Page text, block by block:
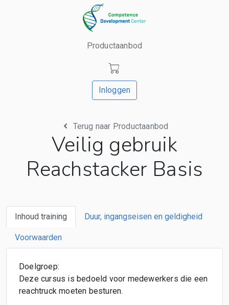
Productaanbod
Inloggen
Terug naar Productaanbod
Veilig gebruik
Reachstacker Basis
Inhoud training Duur, ingangseisen en geldigheid
Voorwaarden
Doelgroep:
Deze cursus is bedoeld voor medewerkers die een
reachtruck moeten besturen.